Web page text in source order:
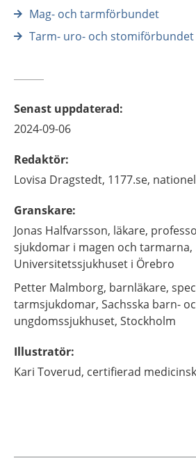
Mag- och tarmförbundet
Tarm- uro- och stomiförbundet
Senast uppdaterad:
2024-09-06
Redaktör:
Lovisa Dragstedt, 1177.se,
Granskare:
Jonas Halfvarsson, läkare,
sjukdomar i magen och tarmarna,
Universitetssjukhuset i Örebro
Petter Malmborg, barnläkare,
tarmsjukdomar, Sachsska barn-
ungdomssjukhuset, Stockholm
Illustratör:
Kari Toverud, certifierad